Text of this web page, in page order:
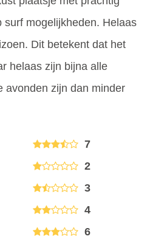
surf mogelijkheden. Helaas
Dit betekent dat het
helaas zijn bijna alle
avonden zijn dan minder
7
2
3
4
6